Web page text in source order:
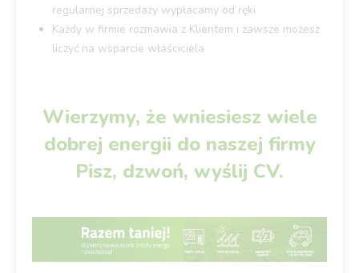
regularnej sprzedaży wypłacamy od ręki
Każdy w firmie rozmawia z Klientem i zawsze możesz
liczyć na wsparcie właściciela
Wierzymy, że wniesiesz wiele
dobrej energii do naszej firmy
Pisz, dzwoń, wyślij CV.